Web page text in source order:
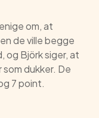
om, at
de ville begge
og Björk siger, at
som dukker. De
7 point.